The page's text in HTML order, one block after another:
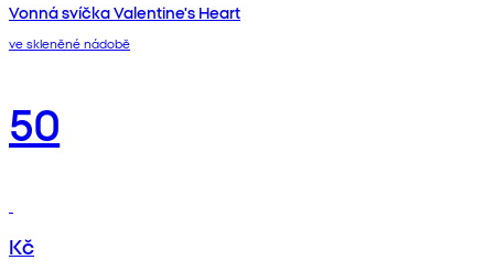
Vonná svíčka Valentine's Heart
ve skleněné nádobě
50
Kč